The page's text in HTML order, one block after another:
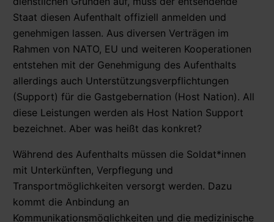
Staat diesen Aufenthalt offiziell anmelden und
genehmigen lassen. Aus diversen Verträgen im
Rahmen von NATO, EU und weiteren Kooperationen
entstehen mit der Genehmigung des Aufenthalts
allerdings auch Unterstützungsverpflichtungen
(Support) für die Gastgebernation (Host Nation). All
diese Leistungen werden als Host Nation Support
bezeichnet. Aber was heißt das konkret?
Während des Aufenthalts müssen die Soldat*innen
mit Unterkünften, Verpflegung und
Transportmöglichkeiten versorgt werden. Dazu
kommt die Anbindung an
Kommunikationsmöglichkeiten und die medizinische